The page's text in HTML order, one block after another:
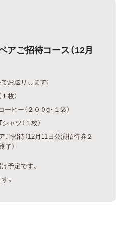
アご招待コース（12月
お送りします）
枚）
ヒー（２００g・１袋）
ャツ（１枚）
ご招待（12月11日公演招待券２
了）
予定です。
。